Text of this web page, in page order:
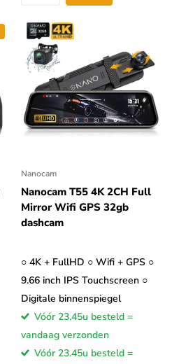
Nanocam
Nanocam T55 4K 2CH Full
Mirror Wifi GPS 32gb
dashcam
○ 4K + FullHD ○ Wifi + GPS ○
9.66 inch IPS Touchscreen ○
Digitale binnenspiegel
Vóór 23.45u besteld =
vandaag verzonden
Vóór 23.45u besteld =